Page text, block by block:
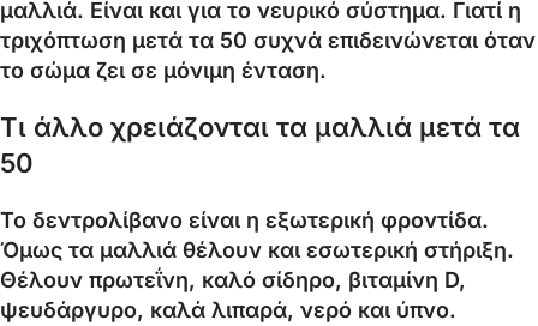
μαλλιά. Είναι και για το νευρικό σύστημα. Γιατί η
τριχόπτωση μετά τα 50 συχνά επιδεινώνεται όταν
το σώμα ζει σε μόνιμη ένταση.
Τι άλλο χρειάζονται τα μαλλιά μετά τα
50
Το δεντρολίβανο είναι η εξωτερική φροντίδα.
Όμως τα μαλλιά θέλουν και εσωτερική στήριξη.
Θέλουν πρωτεΐνη, καλό σίδηρο, βιταμίνη D,
ψευδάργυρο, καλά λιπαρά, νερό και ύπνο.